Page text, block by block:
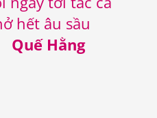
hết âu sầu
Quế Hằng